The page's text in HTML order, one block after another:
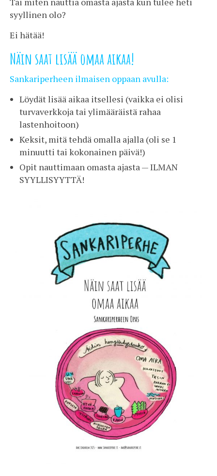
syyllinen olo?
Ei hätää!
Näin saat lisää omaa aikaa!
Sankariperheen ilmaisen oppaan avulla:
Löydät lisää aikaa itsellesi (vaikka ei olisi
turvaverkkoja tai ylimääräistä rahaa
lastenhoitoon)
Keksit, mitä tehdä omalla ajalla (oli se 1
minuutti tai kokonainen päivä!)
Opit nauttimaan omasta ajasta — ILMAN
SYYLLISYYTTÄ!